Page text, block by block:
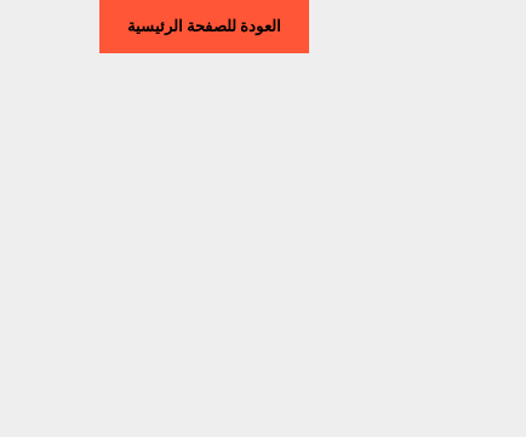
العودة للصفحة الرئيسية